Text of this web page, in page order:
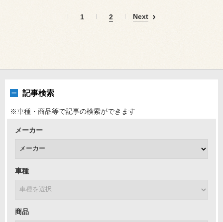
1 2 Next
記事検索
※車種・商品等で記事の検索ができます
メーカー
車種
商品